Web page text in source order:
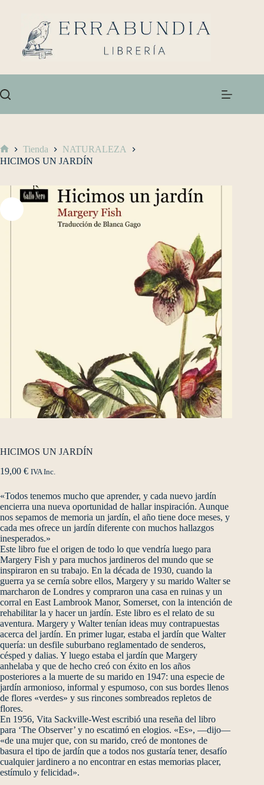
Tienda
NATURALEZA
HICIMOS UN JARDÍN
HICIMOS UN JARDÍN
19,00 € IVA Inc.
«Todos tenemos mucho que aprender, y cada nuevo jardín
encierra una nueva oportunidad de hallar inspiración. Aunque
nos sepamos de memoria un jardín, el año tiene doce meses, y
cada mes ofrece un jardín diferente con muchos hallazgos
inesperados.»
Este libro fue el origen de todo lo que vendría luego para
Margery Fish y para muchos jardineros del mundo que se
inspiraron en su trabajo. En la década de 1930, cuando la
guerra ya se cernía sobre ellos, Margery y su marido Walter se
marcharon de Londres y compraron una casa en ruinas y un
corral en East Lambrook Manor, Somerset, con la intención de
rehabilitar la y hacer un jardín. Este libro es el relato de su
aventura. Margery y Walter tenían ideas muy contrapuestas
acerca del jardín. En primer lugar, estaba el jardín que Walter
quería: un desfile suburbano reglamentado de senderos,
césped y dalias. Y luego estaba el jardín que Margery
anhelaba y que de hecho creó con éxito en los años
posteriores a la muerte de su marido en 1947: una especie de
jardín armonioso, informal y espumoso, con sus bordes llenos
de flores «verdes» y sus rincones sombreados repletos de
flores.
En 1956, Vita Sackville-West escribió una reseña del libro
para ‘The Observer’ y no escatimó en elogios. «Es», —dijo—
«de una mujer que, con su marido, creó de montones de
basura el tipo de jardín que a todos nos gustaría tener, desafío
cualquier jardinero a no encontrar en estas memorias placer,
estímulo y felicidad».